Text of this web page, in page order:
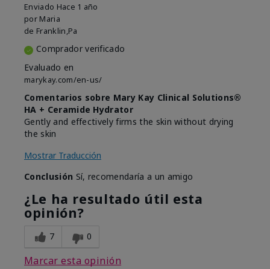
Enviado Hace 1 año
por Maria
de Franklin,Pa
Comprador verificado
Evaluado en
marykay.com/en-us/
Comentarios sobre Mary Kay Clinical Solutions®
HA + Ceramide Hydrator
Gently and effectively firms the skin without drying
the skin
Mostrar Traducción
Conclusión Sí, recomendaría a un amigo
¿Le ha resultado útil esta
opinión?
7 0
Marcar esta opinión